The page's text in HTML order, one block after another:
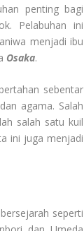
penting bagi
Pelabuhan ini
menjadi ibu
Osaka.
sebentar
agama. Salah
salah satu kuil
ini juga menjadi
seperti